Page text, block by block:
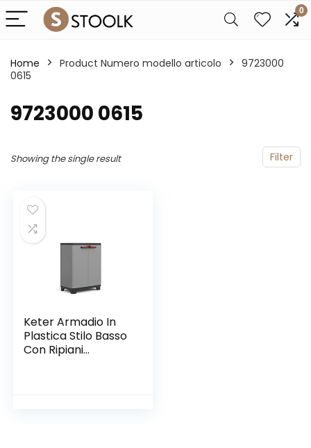
0
Home Product Numero modello articolo
‎9723000
0615
‎9723000 0615
Filter
Showing the single result
Keter Armadio In
Plastica Stilo Basso
Con Ripiani